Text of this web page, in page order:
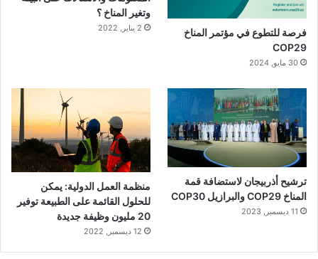
فرصة للتطوع في مؤتمر المناخ
COP29
30 مايو, 2024
وتغير المناخ ؟
2 يناير, 2022
ترشيح أذربيجان لاستضافة قمة
المناخ COP29 والبرازيل COP30
11 ديسمبر, 2023
منظمة العمل الدولية: يمكن
للحلول القائمة على الطبيعة توفير
20 مليون وظيفة جديدة
12 ديسمبر, 2022